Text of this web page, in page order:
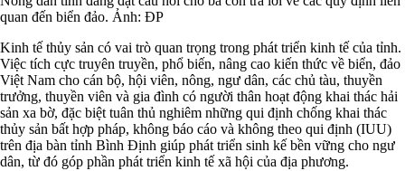
quan đến biển đảo. Ảnh: ĐP
Kinh tế thủy sản có vai trò quan trọng trong phát triển kinh tế của tỉnh.
Việc tích cực truyên truyền, phổ biến, nâng cao kiến thức về biển, đảo
Việt Nam cho cán bộ, hội viên, nông, ngư dân, các chủ tàu, thuyền
trưởng, thuyền viên và gia đình có người thân hoạt động khai thác hải
sản xa bờ, đặc biệt tuân thủ nghiêm những qui định chống khai thác
thủy sản bất hợp pháp, không báo cáo và không theo qui định (IUU)
trên địa bàn tỉnh Bình Định giúp phát triển sinh kế bền vững cho ngư
dân, từ đó góp phần phát triển kinh tế xã hội của địa phương.